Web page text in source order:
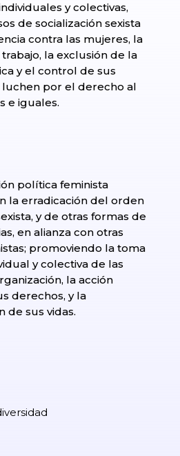
y colectivas,
de socialización sexista
contra las mujeres, la
la exclusión de la
y el control de sus
por el derecho al
e iguales.
política feminista
la erradicación del orden
y de otras formas de
en alianza con otras
promoviendo la toma
y colectiva de las
la acción
derechos, y la
de sus vidas.